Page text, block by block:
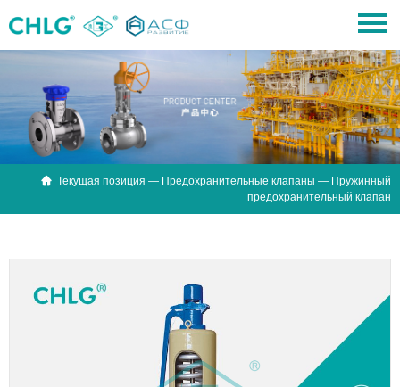
 Текущая позиция — Предохранительные клапаны — Пружинный
предохранительный клапан